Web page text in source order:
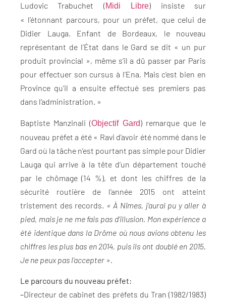
Ludovic Trabuchet (Midi Libre) insiste sur
« l’étonnant parcours, pour un préfet, que celui de
Didier Lauga. Enfant de Bordeaux, le nouveau
représentant de l’État dans le Gard se dit « un pur
produit provincial », même s’il a dû passer par Paris
pour effectuer son cursus à l’Ena. Mais c’est bien en
Province qu’il a ensuite effectué ses premiers pas
dans l’administration. »
Baptiste Manzinali (Objectif Gard) remarque que le
nouveau préfet a été « Ravi d’avoir été nommé dans le
Gard où la tâche n’est pourtant pas simple pour Didier
Lauga qui arrive à la tête d’un département touché
par le chômage (14 %), et dont les chiffres de la
sécurité routière de l’année 2015 ont atteint
tristement des records.
« À Nîmes, j’aurai pu y aller à
pied, mais je ne me fais pas d’illusion. Mon expérience a
été identique dans la Drôme où nous avions obtenu les
chiffres les plus bas en 2014, puis ils ont doublé en 2015.
Je ne peux pas l’accepter ».
Le parcours du nouveau préfet:
–Directeur de cabinet des préfets du Tran (1982/1983)